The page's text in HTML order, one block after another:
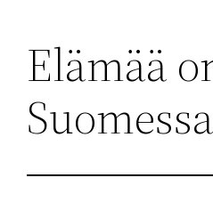
Elämää
Suomessa